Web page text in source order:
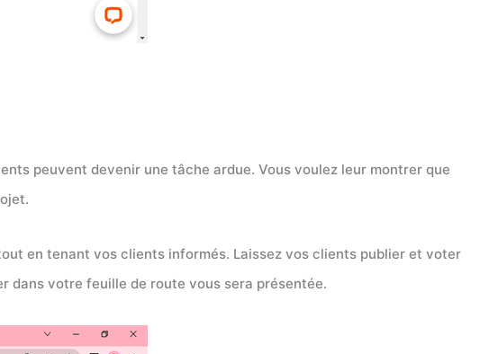
peuvent devenir une tâche ardue. Vous voulez leur montrer que
en tenant vos clients informés. Laissez vos clients publier et voter
dans votre feuille de route vous sera présentée.